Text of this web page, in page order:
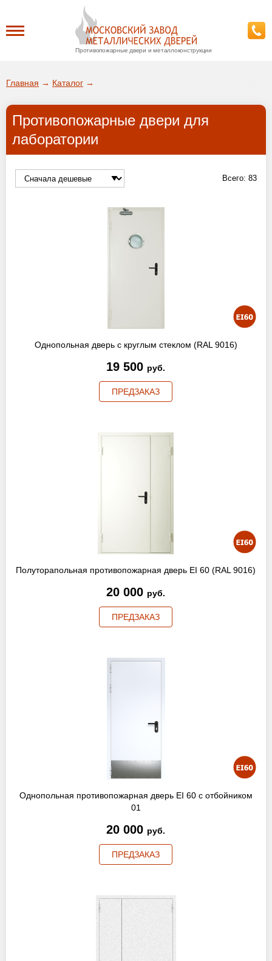
Противопожарные двери и металлоконструкции
ДА!
ВЫБРАТЬ ДРУГОЙ ГОРОД
О заводе
Доставка
Установка
Контакты
ЗАПРОСИТЬ РАСЧЕТ
info@protivopozharnie-dveri.ru
Главная → Каталог →
Противопожарные двери для
лаборатории
Всего: 83
Однопольная дверь c круглым стеклом (RAL 9016)
19 500 руб.
ПРЕДЗАКАЗ
Полуторапольная противопожарная дверь EI 60 (RAL 9016)
20 000 руб.
ПРЕДЗАКАЗ
Однопольная противопожарная дверь EI 60 с отбойником
01
20 000 руб.
ПРЕДЗАКАЗ